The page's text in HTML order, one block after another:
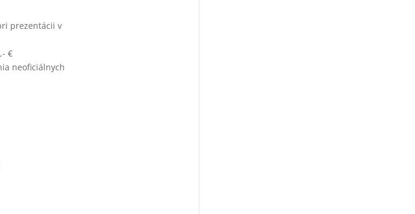
prezentácii v
€
neoficiálnych